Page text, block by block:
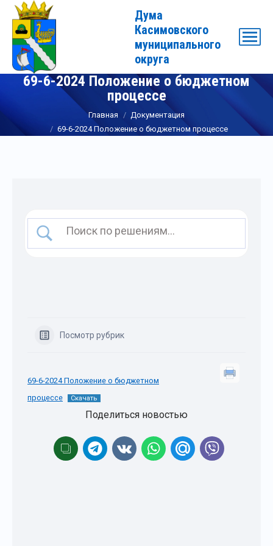
Дума
Касимовского
муниципального
округа
69-6-2024 Положение о бюджетном
процессе
Главная
Документация
69-6-2024 Положение о бюджетном процессе
Посмотр рубрик
69-6-2024 Положение о бюджетном
процессе
Скачать
Поделиться новостью